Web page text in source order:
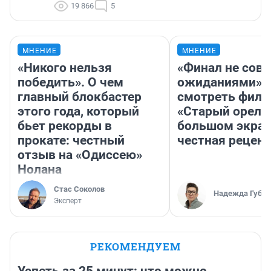
19 866 5
МНЕНИЕ
«Никого нельзя
победить». О чем
главный блокбастер
этого года, который
бьет рекорды в
прокате: честный
отзыв на «Одиссею»
Нолана
Стас Соколов
Эксперт
МНЕНИЕ
«Финал не
ожиданиями»:
смотреть
«Старый орел»
большом
честная
Надежда
РЕКОМЕНДУЕМ